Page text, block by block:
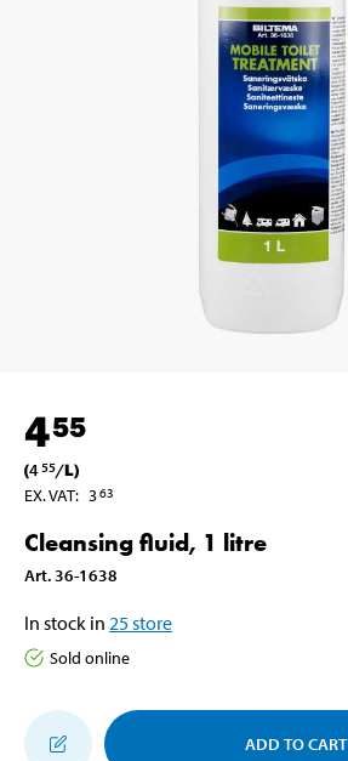
455
(455/L)
EX. VAT: 363
Cleansing fluid, 1 litre
Art. 36-1638
In stock in 25store
Sold online
ADD TO CART